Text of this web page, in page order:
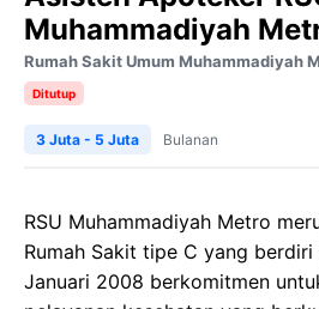
Muhammadiyah
Rumah Sakit Umum Muhammadiyah
Ditutup
3 Juta - 5 Juta Bulanan
RSU Muhammadiyah Metro
Rumah Sakit tipe C yang
Januari 2008 berkomitmen